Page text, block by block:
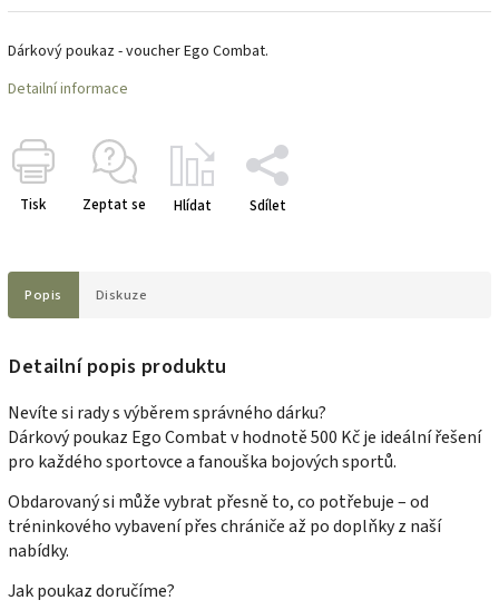
Dárkový poukaz - voucher Ego Combat.
Detailní informace
Tisk Zeptat se Hlídat Sdílet
Popis Diskuze
Detailní popis produktu
Nevíte si rady s výběrem správného dárku?
Dárkový poukaz Ego Combat v hodnotě 500 Kč je ideální řešení
pro každého sportovce a fanouška bojových sportů.
Obdarovaný si může vybrat přesně to, co potřebuje – od
tréninkového vybavení přes chrániče až po doplňky z naší
nabídky.
Jak poukaz doručíme?